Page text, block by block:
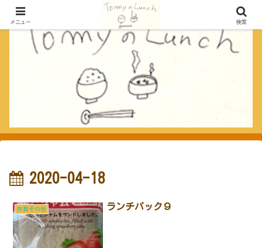
2020-04-18
外食その他 ランチパック９
メニュー 検索